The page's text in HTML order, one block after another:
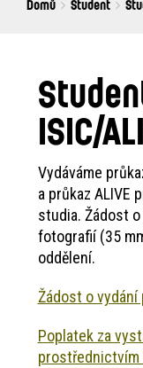
You
Domů Student
ISIC/
Vydáváme
a průkaz ALIVE
studia. Žádost
fotografií (35
oddělení.
Žádost o vydání
Poplatek za
prostřednictvím